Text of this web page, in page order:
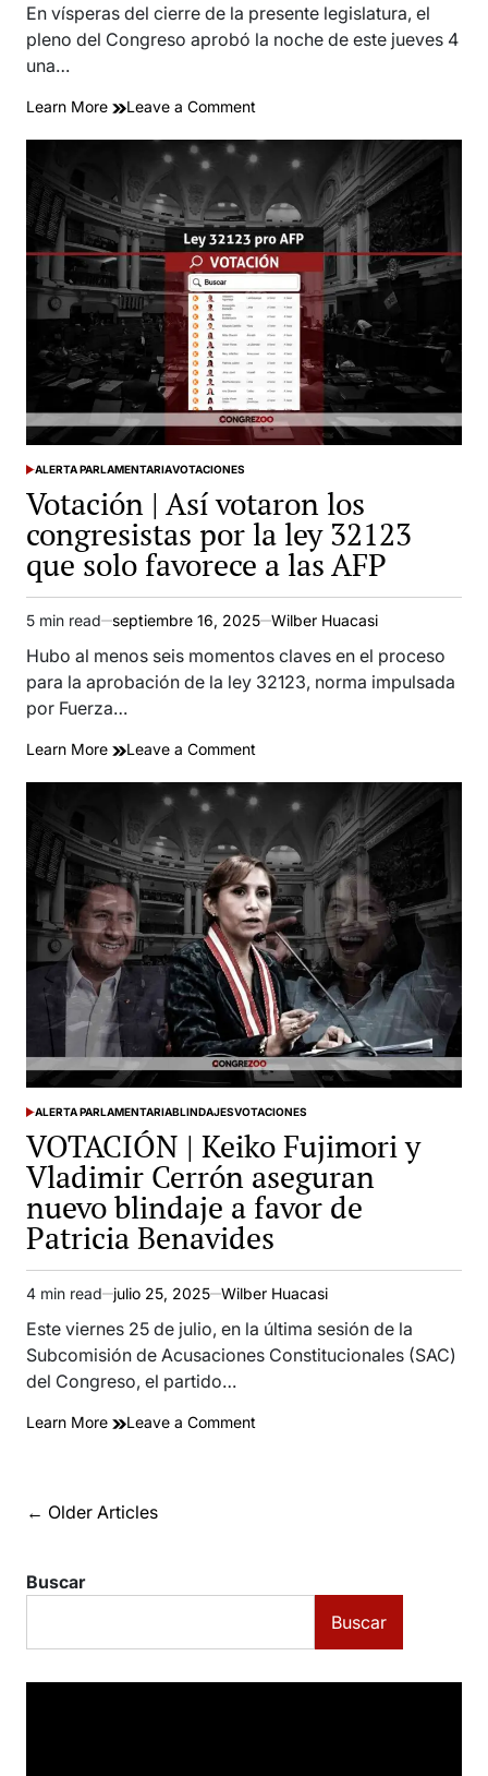
read
time
En vísperas del cierre de la presente legislatura, el
pleno del Congreso aprobó la noche de este jueves 4
una…
Learn More Leave a Comment
La
votación
siete
claves
sobre
la
nueva
ampliación
aprobada
por
el
Congreso
POSTED
IN
ALERTA PARLAMENTARIAVOTACIONES
Votación | Así votaron los
congresistas por la ley 32123
que solo favorece a las AFP
Estimated
read
time
5 min read septiembre 16, 2025 Wilber Huacasi
Hubo al menos seis momentos claves en el proceso
para la aprobación de la ley 32123, norma impulsada
por Fuerza…
Learn More Leave a Comment
|
los
congresistas
por
la
ley
32123
que
solo
favorece
a
las
AFP
POSTED
IN
ALERTA PARLAMENTARIABLINDAJESVOTACIONES
VOTACIÓN | Keiko Fujimori y
Vladimir Cerrón aseguran
nuevo blindaje a favor de
Patricia Benavides
Estimated
read
time
4 min read julio 25, 2025 Wilber Huacasi
Este viernes 25 de julio, en la última sesión de la
Subcomisión de Acusaciones Constitucionales (SAC)
del Congreso, el partido…
Learn More Leave a Comment
blindaje
Navegación
entradas
← Older Articles
Buscar
Buscar